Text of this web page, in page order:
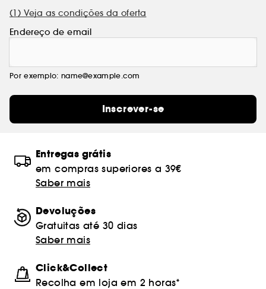
(1) Veja as condições da oferta
Endereço de email
Por exemplo: name@example.com
Inscrever-se
Entregas grátis
em compras superiores a 39€
Saber mais
Devoluções
Gratuitas até 30 dias
Saber mais
Click&Collect
Recolha em loja em 2 horas*